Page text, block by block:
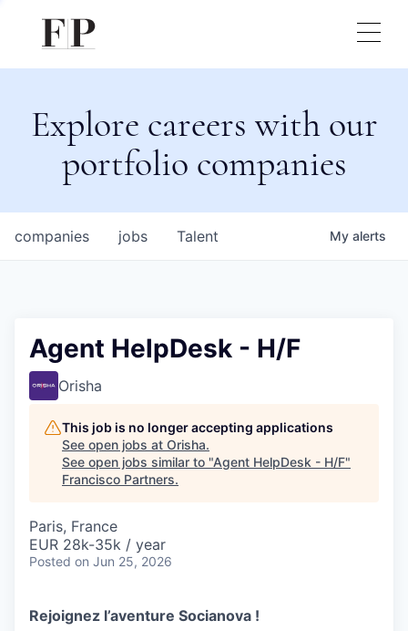
Explore careers with our
portfolio companies
jobs
companies Talent My alerts
Agent HelpDesk - H/F
Orisha
This job is no longer accepting applications
See open jobs at Orisha.
See open jobs similar to "Agent HelpDesk - H/F"
Francisco Partners.
Paris, France
EUR 28k-35k / year
Posted on Jun 25, 2026
Rejoignez l’aventure Socianova !